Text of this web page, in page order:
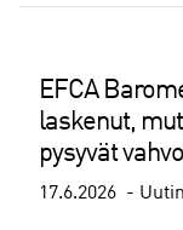
EFCA
laskenut,
pysyvät
17.6.2026